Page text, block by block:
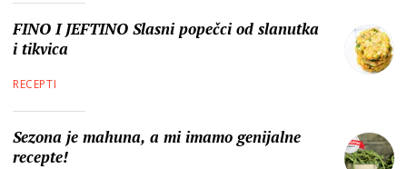
FINO I JEFTINO Slasni popečci od slanutka
i tikvica
RECEPTI
Sezona je mahuna, a mi imamo genijalne
recepte!